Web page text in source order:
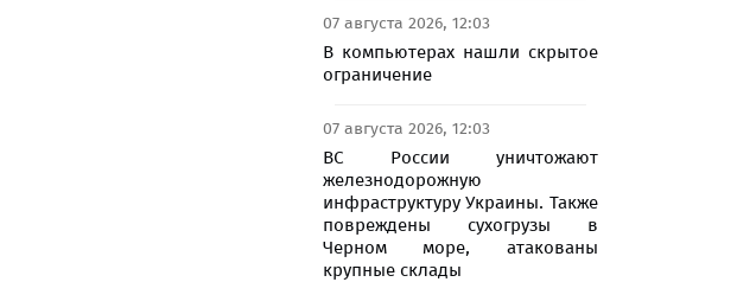
07 августа 2026, 12:03
В компьютерах нашли скрытое
ограничение
07 августа 2026, 12:03
ВС России уничтожают
железнодорожную
инфраструктуру Украины. Также
повреждены сухогрузы в
Черном море, атакованы
крупные склады